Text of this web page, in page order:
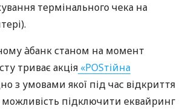
термінального чека на
àбанк станом на момент
триває акція «POSтійна
з умовами якої під час відкриття
підключити еквайринг